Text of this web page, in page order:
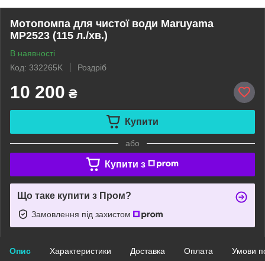
Мотопомпа для чистої води Maruyama
MP2523 (115 л./хв.)
В наявності
Код: 332265K
Роздріб
10 200 ₴
Купити
або
Купити з
Що таке купити з Пром?
Замовлення під захистом
Опис Характеристики Доставка Оплата Умови